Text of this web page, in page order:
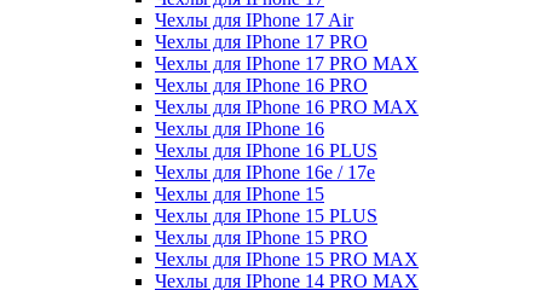
Чехлы для IPhone 17 Air
Чехлы для IPhone 17 PRO
Чехлы для IPhone 17 PRO MAX
Чехлы для IPhone 16 PRO
Чехлы для IPhone 16 PRO MAX
Чехлы для IPhone 16
Чехлы для IPhone 16 PLUS
Чехлы для IPhone 16e / 17e
Чехлы для IPhone 15
Чехлы для IPhone 15 PLUS
Чехлы для IPhone 15 PRO
Чехлы для IPhone 15 PRO MAX
Чехлы для IPhone 14 PRO MAX